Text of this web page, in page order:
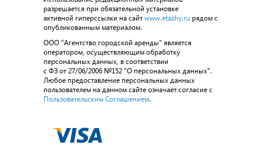
разрешается при обязательной установке
активной гиперссылки на сайт www.etazhy.ru рядом с
опубликованным материалом.
ООО "Агентство городской аренды" является
оператором, осуществляющим обработку
персональных данных, в соответствии
с ФЗ от 27/06/2006 №152 "О персональных данных".
Любое предоставление персональных данных
пользователем на данном сайте означает согласие с
Пользовательским Соглашением.